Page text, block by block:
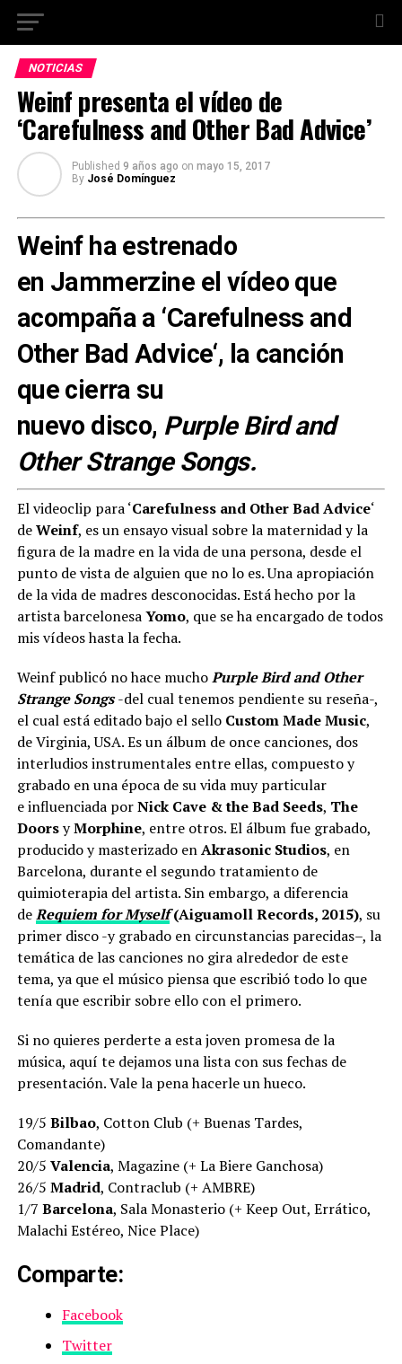
NOTICIAS
Weinf presenta el vídeo de
‘Carefulness and Other Bad Advice’
Published 9 años ago on mayo 15, 2017
By José Domínguez
Weinfha estrenado
en Jammerzine el vídeo que
acompaña a ‘Carefulness and
Other Bad Advice‘, la canción
que cierra su
nuevo disco, Purple Bird and
Other Strange Songs.
El videoclip para ‘Carefulness and Other Bad Advice‘
deWeinf, es un ensayo visual sobre la maternidad y la
figura de la madre en la vida de una persona, desde el
punto de vista de alguien que no lo es. Una apropiación
de la vida de madres desconocidas. Está hecho por la
artista barcelonesaYomo, que se ha encargado de todos
mis vídeos hasta la fecha.
Weinf publicó no hace muchoPurple Bird and Other
Strange Songs-del cual tenemos pendiente su reseña-,
el cual está editado bajo el sello Custom Made Music,
de Virginia, USA. Es un álbum de once canciones, dos
interludios instrumentales entre ellas, compuesto y
grabado en una época de su vida muy particular
e influenciada porNick Cave & the Bad Seeds, The
DoorsyMorphine, entre otros. El álbum fue grabado,
producido y masterizado enAkrasonic Studios, en
Barcelona, durante el segundo tratamiento de
quimioterapia del artista. Sin embargo, a diferencia
deRequiem for Myself(Aiguamoll Records, 2015), su
primer disco -y grabado en circunstancias parecidas–, la
temática de las canciones no gira alrededor de este
tema, ya que el músico piensa que escribió todo lo que
tenía que escribir sobre ello con el primero.
Si no quieres perderte a esta joven promesa de la
música, aquí te dejamos una lista con sus fechas de
presentación. Vale la pena hacerle un hueco.
19/5 Bilbao, Cotton Club (+ Buenas Tardes,
Comandante)
20/5 Valencia, Magazine (+ La Biere Ganchosa)
26/5 Madrid, Contraclub (+ AMBRE)
1/7 Barcelona, Sala Monasterio (+ Keep Out, Errático,
Malachi Estéreo, Nice Place)
Comparte:
Facebook
Twitter